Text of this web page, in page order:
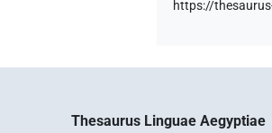
https://
Thesaurus Linguae Aegyptiae